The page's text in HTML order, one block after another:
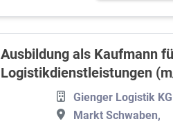
Ausbildung als Kaufmann
Logistikdienstleistungen
Gienger Logistik KG
Markt Schwaben,